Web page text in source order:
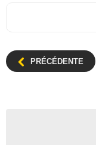
PRÉCÉDENTE